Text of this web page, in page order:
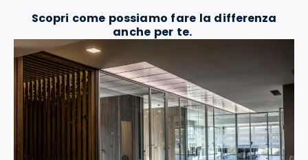
Scopri come possiamo fare la differenza
anche per te.